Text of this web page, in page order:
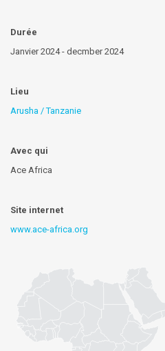
Durée
Janvier 2024 - decmber 2024
Lieu
Arusha / Tanzanie
Avec qui
Ace Africa
Site internet
www.ace-africa.org